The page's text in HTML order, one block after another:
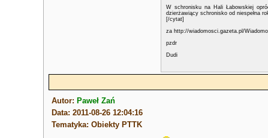
W schronisku na Hali Łabowskiej
dzierżawiący schronisko od niespełna
[/cytat]
za http://wiadomosci.gazeta.pl/
pzdr
Dudi
Autor: Paweł Zań
Data: 2011-08-26 12:04:16
Tematyka: Obiekty PTTK